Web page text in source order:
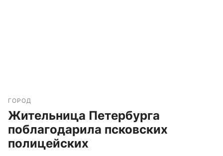
ГОРОД
Жительница Петербурга
поблагодарила псковских
полицейских